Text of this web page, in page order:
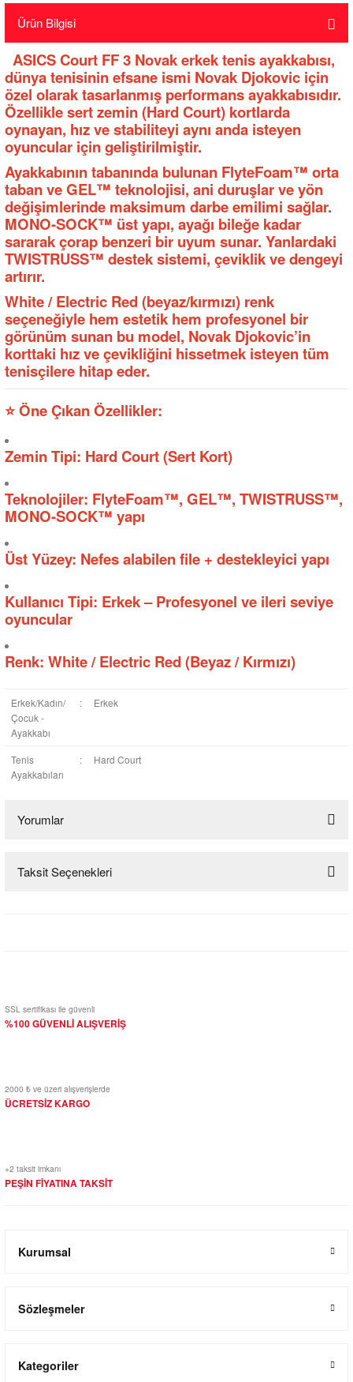
Ürün Bilgisi
ASICS Court FF 3 Novak erkek tenis ayakkabısı,
dünya tenisinin efsane ismi Novak Djokovic için
özel olarak tasarlanmış performans ayakkabısıdır.
Özellikle sert zemin (Hard Court) kortlarda
oynayan, hız ve stabiliteyi aynı anda isteyen
oyuncular için geliştirilmiştir.
Ayakkabının tabanında bulunan FlyteFoam™ orta
taban ve GEL™ teknolojisi, ani duruşlar ve yön
değişimlerinde maksimum darbe emilimi sağlar.
MONO-SOCK™ üst yapı, ayağı bileğe kadar
sararak çorap benzeri bir uyum sunar. Yanlardaki
TWISTRUSS™ destek sistemi, çeviklik ve dengeyi
artırır.
White / Electric Red (beyaz/kırmızı) renk
seçeneğiyle hem estetik hem profesyonel bir
görünüm sunan bu model, Novak Djokovic’in
korttaki hız ve çevikliğini hissetmek isteyen tüm
tenisçilere hitap eder.
⭐ Öne Çıkan Özellikler:
Zemin Tipi: Hard Court (Sert Kort)
Teknolojiler: FlyteFoam™, GEL™, TWISTRUSS™,
MONO-SOCK™ yapı
Üst Yüzey: Nefes alabilen file + destekleyici yapı
Kullanıcı Tipi: Erkek – Profesyonel ve ileri seviye
oyuncular
Renk: White / Electric Red (Beyaz / Kırmızı)
Erkek/Kadın/
Çocuk -
Ayakkabı
: Erkek
Tenis
Ayakkabıları
: Hard Court
Yorumlar
Bu ürüne ilk yorumu siz yapın!
Taksit Seçenekleri
SSL sertifikası ile güvenli
%100 GÜVENLİ ALIŞVERİŞ
2000 ₺ ve üzeri alışverişlerde
ÜCRETSİZ KARGO
+2 taksit imkanı
PEŞİN FİYATINA TAKSİT
Kurumsal
Sözleşmeler
Kategoriler